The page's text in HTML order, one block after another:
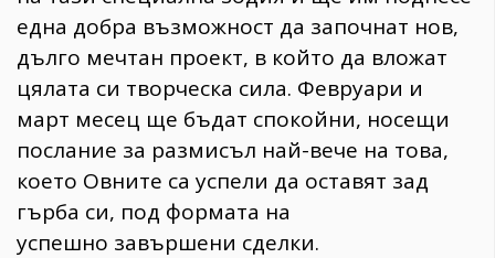
една добра възможност да започнат нов,
дълго мечтан проект, в който да вложат
цялата си творческа сила. Февруари и
март месец ще бъдат спокойни, носещи
послание за размисъл най-вече на това,
което Овните са успели да оставят зад
гърба си, под формата на
успешно завършени сделки.